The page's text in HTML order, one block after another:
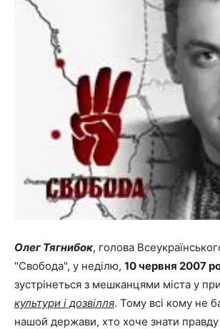
Олег Тягнибок, голова
"Свобода", у неділю, 10 червня 2007
зустрінеться з мешканцями міста у
культури і дозвілля. Тому всі кому не
нашой держави, хто хоче знати